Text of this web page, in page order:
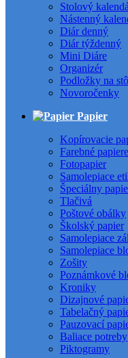
Stolový
Nástenný
Diár denný
Diár týždenný
Mini Diáre
Organizér
Podložky na
Novoročenky
Papier
Kopírovacie
Farebné papiere
Fotopapier
Samolepiace
Špeciálny
Tlačivá
Poštové obálky
Školský papier
Samolepiace
Samolepiace
Zošity
Poznámkové
Kroniky
Dizajnové
Tabelačný
Pauzovací
Baliace potreby
Piktogramy